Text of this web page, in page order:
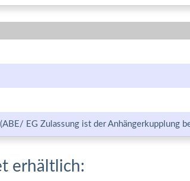
EG Zulassung ist der Anhängerkupplung
erhältlich: